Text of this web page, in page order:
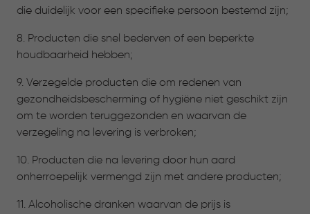
die duidelijk voor een specifieke persoon bestemd zijn;
8. Producten die snel bederven of een beperkte
houdbaarheid hebben;
9. Verzegelde producten die om redenen van
gezondheidsbescherming of hygiëne niet geschikt zijn
om te worden teruggezonden en waarvan de
verzegeling na levering is verbroken;
10. Producten die na levering door hun aard
onherroepelijk vermengd zijn met andere producten;
11. Alcoholische dranken waarvan de prijs is